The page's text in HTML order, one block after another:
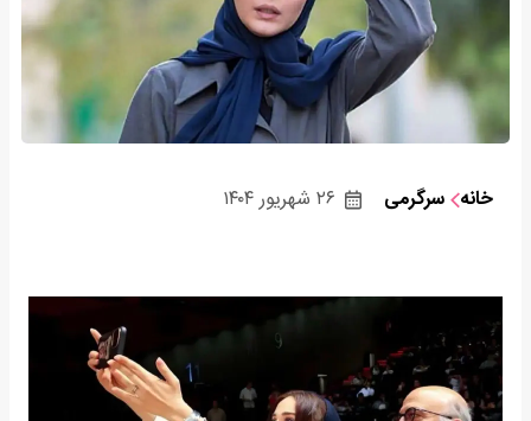
خانه سرگرمی ۲۶ شهریور ۱۴۰۴